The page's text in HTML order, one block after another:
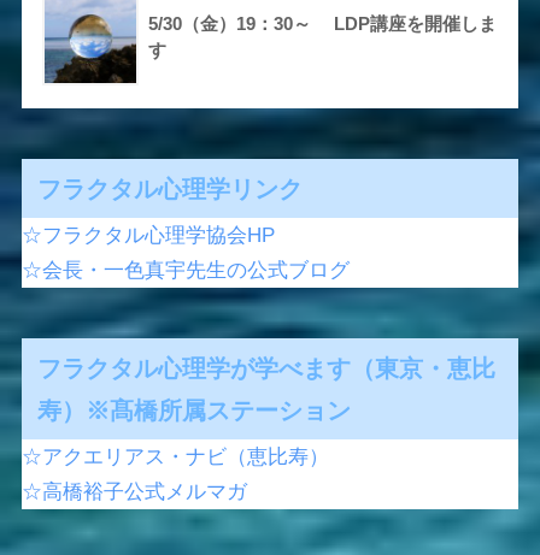
5/30（金）19：30～ LDP講座を開催しま
す
フラクタル心理学リンク
☆フラクタル心理学協会HP
☆会長・一色真宇先生の公式ブログ
フラクタル心理学が学べます（東京・恵比
寿）※髙橋所属ステーション
☆アクエリアス・ナビ（恵比寿）
☆高橋裕子公式メルマガ